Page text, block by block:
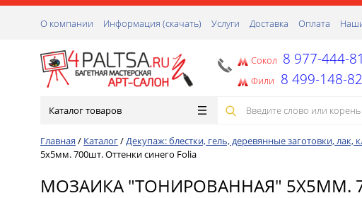
О компании Информация (скачать) Услуги Доставка Оплата
Сокол 8 977-444-
Фили 8 499-148-
Каталог товаров
Главная / Каталог/Декупаж: блестки, гель, деревянные заготовки, лак,
5х5мм. 700шт. Оттенки синего Folia
МОЗАИКА "ТОНИРОВАННАЯ" 5Х5ММ.